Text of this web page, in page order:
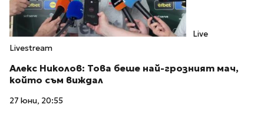
Live
Livestream
Алекс Николов: Това беше най-грозният мач,
който съм виждал
27 юни, 20:55